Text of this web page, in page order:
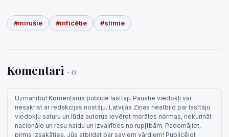
#mirušie #inficētie #slimie
Komentāri · 0
Uzmanību! Komentārus publicē lasītāji. Paustie viedokļi var
nesakrist ar redakcijas nostāju. Latvijas Ziņas neatbild par lasītāju
viedokļu saturu un lūdz autorus ievērot morāles normas, nekurināt
nacionālo un rasu naidu un izvairīties no rupjībām. Padomājiet,
pirms izsakāties. Jūs atbildat par saviem vārdiem! Publicējot